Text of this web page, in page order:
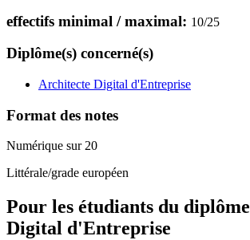
effectifs minimal / maximal: 10/25
Diplôme(s) concerné(s)
Architecte Digital d'Entreprise
Format des notes
Numérique sur 20
Littérale/grade européen
Pour les étudiants du diplôme
Digital d'Entreprise